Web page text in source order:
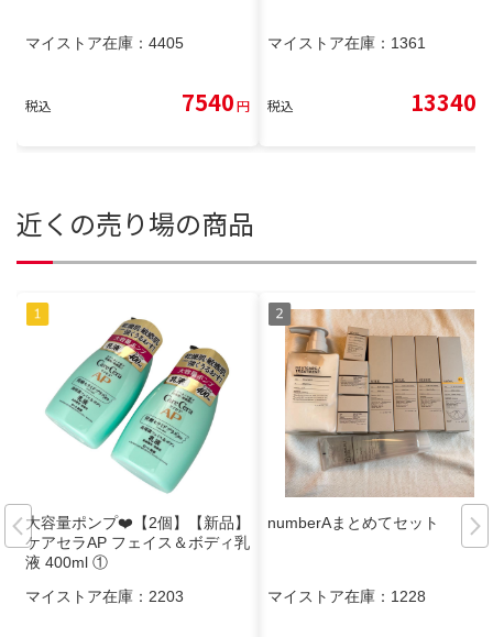
マイストア在庫： 4405
税込 7540円
マイストア在庫： 1361
税込 13340
近くの売り場の商品
大容量ポンプ❤️【2個】【新品】
ケアセラAP フェイス＆ボディ乳
液 400ml ①
マイストア在庫： 2203
numberAまとめてセット
マイストア在庫： 1228